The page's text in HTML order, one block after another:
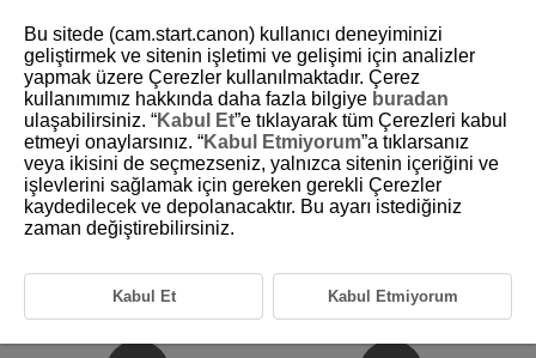
D180-051
Çekim ve Kayıt
Bu bölümde çekim ve kayıt işlemi anlatılmakta ve [
] sekmesindeki
menü ayarları tanıtılmaktadır.
Video Kaydı
Bu sitede (cam.start.canon) kullanıcı deneyiminizi
geliştirmek ve sitenin işletimi ve gelişimi için analizler
yapmak üzere Çerezler kullanılmaktadır. Çerez
kullanımımız hakkında daha fazla bilgiye buradan
ulaşabilirsiniz. “Kabul Et”e tıklayarak tüm Çerezleri kabul
etmeyi onaylarsınız. “Kabul Etmiyorum”a tıklarsanız
veya ikisini de seçmezseniz, yalnızca sitenin içeriğini ve
işlevlerini sağlamak için gereken gerekli Çerezler
kaydedilecek ve depolanacaktır. Bu ayarı istediğiniz
zaman değiştirebilirsiniz.
Kabul Et Kabul Etmiyorum